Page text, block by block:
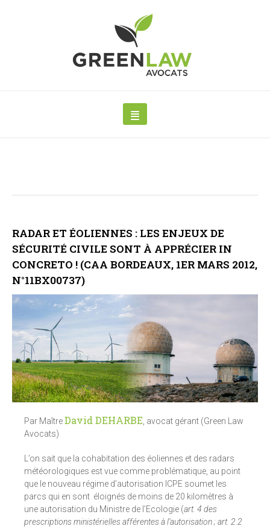
RADAR ET ÉOLIENNES : LES ENJEUX DE
SÉCURITÉ CIVILE SONT À APPRÉCIER IN
CONCRETO ! (CAA BORDEAUX, 1ER MARS 2012,
N°11BX00737)
Par MaîtreDavid DEHARBE , avocat gérant (Green Law
Avocats)
L’on sait que la cohabitation des éoliennes et des radars
météorologiques est vue comme problématique, au point
que le nouveau régime d’autorisation ICPE soumet les
parcs qui en sont éloignés de moins de 20 kilomètres à
une autorisation du Ministre de l’Ecologie (art. 4 des
prescriptions ministérielles afférentes à l’autorisation ; art. 2.2